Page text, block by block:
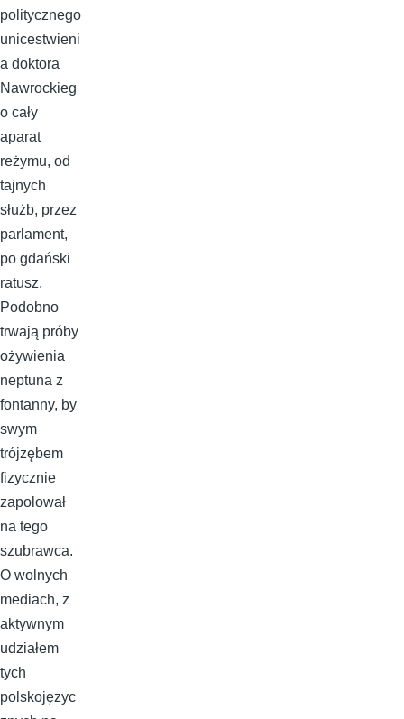
politycznego
unicestwieni
a doktora
Nawrockieg
o cały
aparat
reżymu, od
tajnych
służb, przez
parlament,
po gdański
ratusz.
Podobno
trwają próby
ożywienia
neptuna z
fontanny, by
swym
trójzębem
fizycznie
zapolował
na tego
szubrawca.
O wolnych
mediach, z
aktywnym
udziałem
tych
polskojęzyc